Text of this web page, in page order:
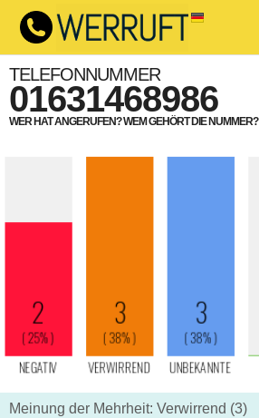
TELEFONNUMMER
01631468986
WER HAT ANGERUFEN? WEM GEHÖRT DIE NUMMER?
Meinung der Mehrheit: Verwirrend (3)